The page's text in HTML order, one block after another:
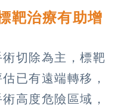
靶治療有助增
切除為主，標靶
已有遠端轉移，
高度危險區域，